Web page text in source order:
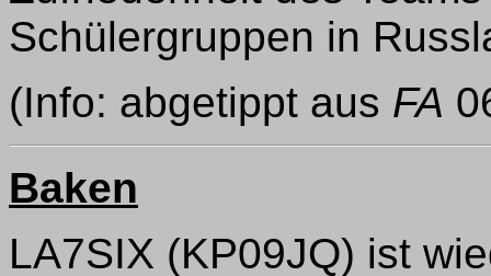
Schülergruppen in
(Info: abgetippt aus FA
Baken
LA7SIX (KP09JQ) ist